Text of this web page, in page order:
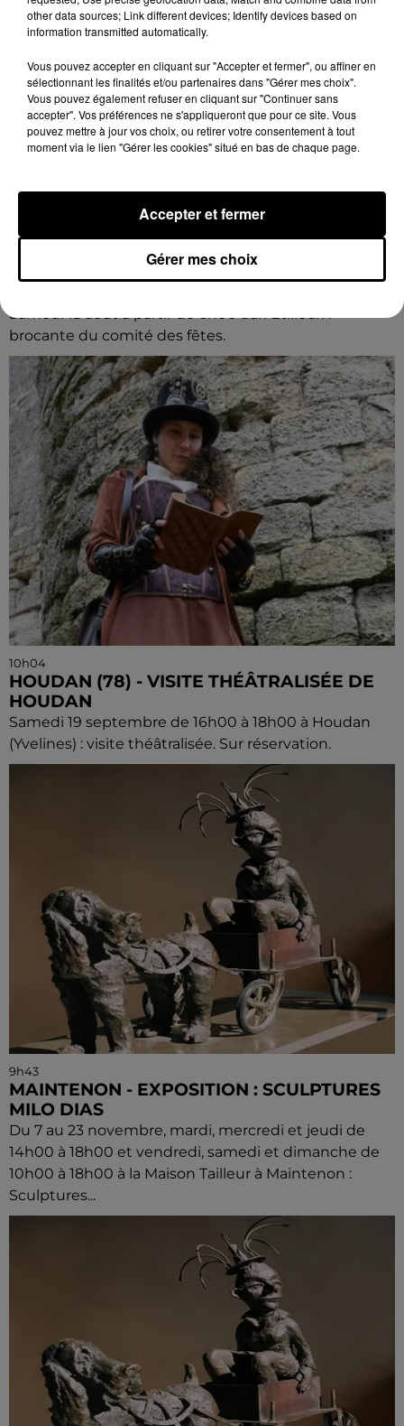
Samedi 15 août à partir de 6h00 aux Étilleux :
brocante du comité des fêtes.
10h04
HOUDAN (78) - VISITE THÉÂTRALISÉE DE
HOUDAN
Samedi 19 septembre de 16h00 à 18h00 à Houdan
(Yvelines) : visite théâtralisée. Sur réservation.
9h43
MAINTENON - EXPOSITION : SCULPTURES
MILO DIAS
Du 7 au 23 novembre, mardi, mercredi et jeudi de
14h00 à 18h00 et vendredi, samedi et dimanche de
10h00 à 18h00 à la Maison Tailleur à Maintenon :
Sculptures...
other data sources; Link different devices; Identify devices based on
information transmitted automatically.
Vous pouvez accepter en cliquant sur "Accepter et fermer", ou affiner en
sélectionnant les finalités et/ou partenaires dans "Gérer mes choix".
Vous pouvez également refuser en cliquant sur "Continuer sans
accepter". Vos préférences ne s'appliqueront que pour ce site. Vous
pouvez mettre à jour vos choix, ou retirer votre consentement à tout
moment via le lien "Gérer les cookies" situé en bas de chaque page.
Gérer mes choix
Accepter et fermer